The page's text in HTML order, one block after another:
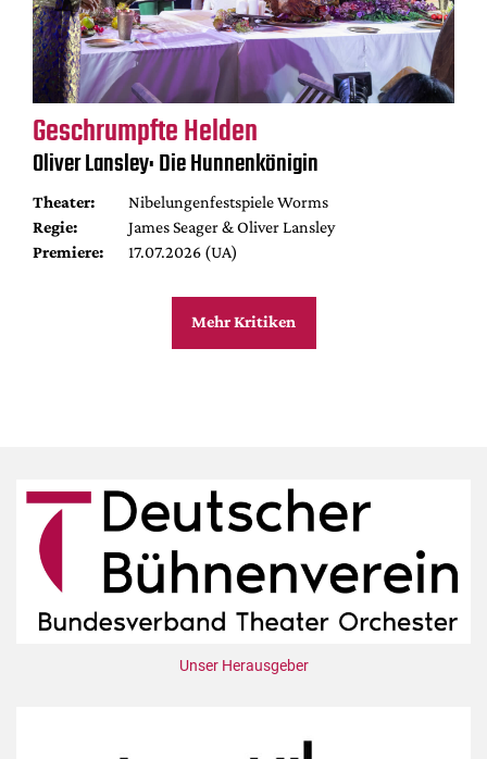
Geschrumpfte Helden
Oliver Lansley: Die Hunnenkönigin
Theater:
Nibelungenfestspiele Worms
Regie:
James Seager & Oliver Lansley
Premiere:
17.07.2026 (UA)
Mehr Kritiken
Unser Herausgeber